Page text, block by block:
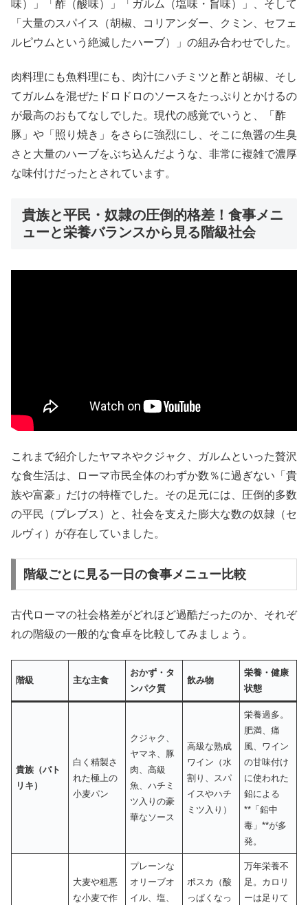
味）」「酢（酸味）」「ガルム（塩味・旨味）」、そして
「大量のスパイス（胡椒、コリアンダー、クミン、セフェ
ルピウムという絶滅したハーブ）」の組み合わせでした。
肉料理にも魚料理にも、肉汁にハチミツと酢と胡椒、そし
てガルムを混ぜたドロドロのソースをたっぷりとかけるの
が最高のおもてなしでした。現代の感覚でいうと、「酢
豚」や「照り焼き」をさらに強烈にし、そこに魚醤の生臭
さと大量のハーブをぶち込んだような、非常に複雑で濃厚
な味付けだったとされています。
貴族と平民・奴隷の圧倒的格差！食事メニ
ューと栄養バランスから見る階級社会
これまで紹介したヤマネやクジャク、ガルムといった贅沢
な食生活は、ローマ市民全体のわずか数％に過ぎない「貴
族や富豪」だけの特権でした。その足元には、圧倒的多数
の平民（プレブス）と、社会を支えた膨大な数の奴隷（セ
ルヴィ）が存在していました。
階級ごとに見る一日の食事メニュー比較
古代ローマの社会格差がどれほど過酷だったのか、それぞ
れの階級の一般的な食卓を比較してみましょう。
階級 主な主食
おかず・タ
ンパク質
飲み物
栄養・健康
状態
貴族（パト
リキ）
白く精製さ
れた極上の
小麦パン
クジャク、
ヤマネ、豚
肉、高級
魚、ハチミ
ツ入りの豪
華なソース
高級な熟成
ワイン（水
割り、スパ
イスやハチ
ミツ入り）
栄養過多。
肥満、痛
風、ワイン
の甘味付け
に使われた
鉛による
**「鉛中
毒」**が多
発。
大麦や粗悪
な小麦で作
プレーンな
オリーブオ
イル、塩、
ポスカ（酸
っぱくなっ
万年栄養不
足。カロリ
ーは足りて